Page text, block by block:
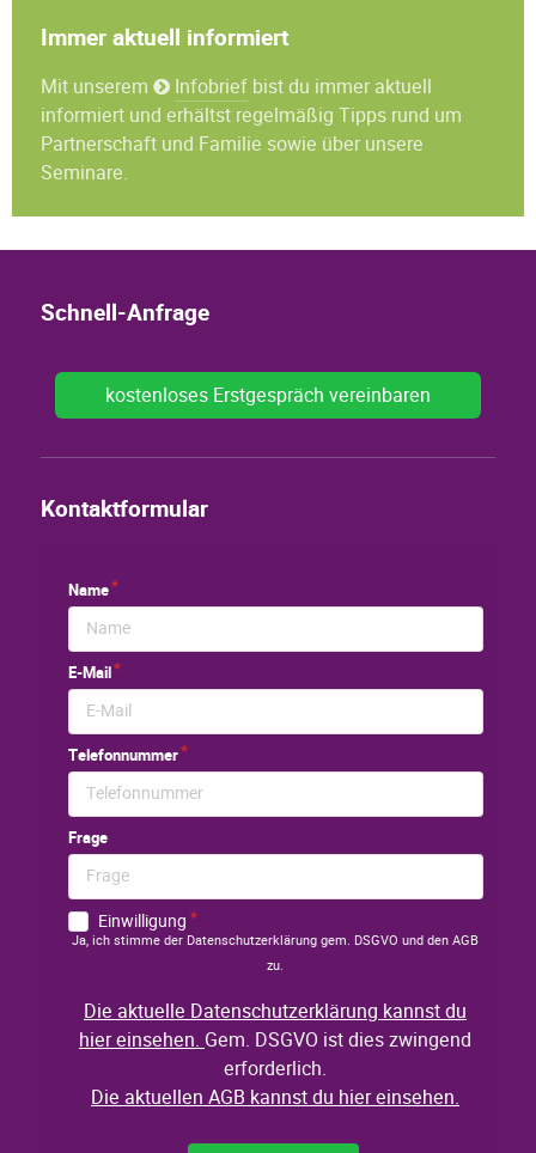
Immer aktuell informiert
Mit unserem Infobrief bist du immer aktuell
informiert und erhältst regelmäßig Tipps rund um
Partnerschaft und Familie sowie über unsere
Seminare.
Schnell-Anfrage
kostenloses Erstgespräch vereinbaren
Kontaktformular